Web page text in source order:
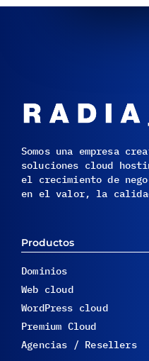
Somos una empresa
soluciones cloud
el crecimiento de
en el valor, la
Productos
Dominios
Web cloud
WordPress cloud
Premium Cloud
Agencias / Resellers